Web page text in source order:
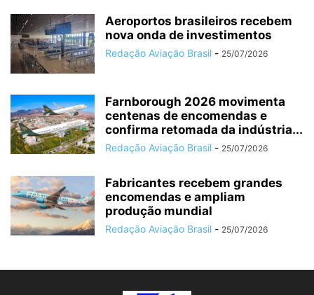
Aeroportos brasileiros recebem
nova onda de investimentos
Redação Aviação Brasil - 25/07/2026
Farnborough 2026 movimenta
centenas de encomendas e
confirma retomada da indústria...
Redação Aviação Brasil - 25/07/2026
Fabricantes recebem grandes
encomendas e ampliam
produção mundial
Redação Aviação Brasil - 25/07/2026